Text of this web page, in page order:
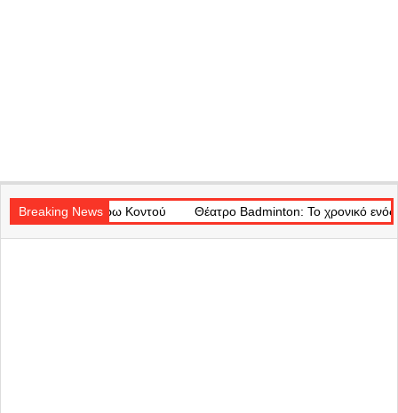
Navigation
Menu
Breaking News
Μάρω Κοντού Θέατρο Badminton: Το χρονικό ενός